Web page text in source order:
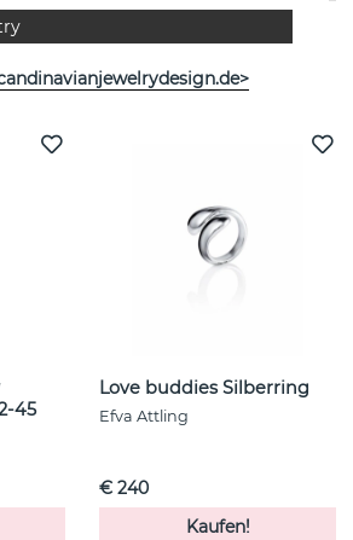
Artikel ansehen
45
Love buddies Silberring
Efva Attling
€ 240
Kaufen!